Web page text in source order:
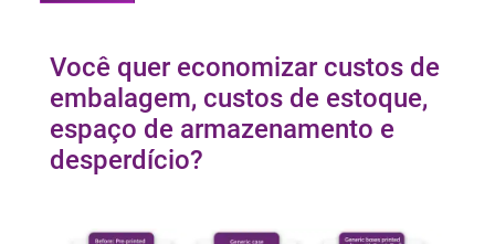
Você quer economizar custos de
embalagem, custos de estoque,
espaço de armazenamento e
desperdício?